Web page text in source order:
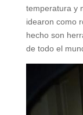
temperatura y
idearon como
hecho son
de todo el